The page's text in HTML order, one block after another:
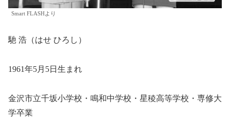
Smart FLASHより
馳 浩（はせ ひろし）
1961年5月5日生まれ
金沢市立千坂小学校・鳴和中学校・星稜高等学校・専修大
学卒業